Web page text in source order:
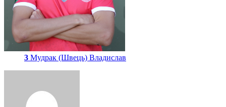
3 Мудрак (Швець) Владислав